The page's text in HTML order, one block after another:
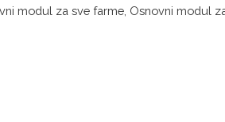
modul za sve farme, Osnovni modul